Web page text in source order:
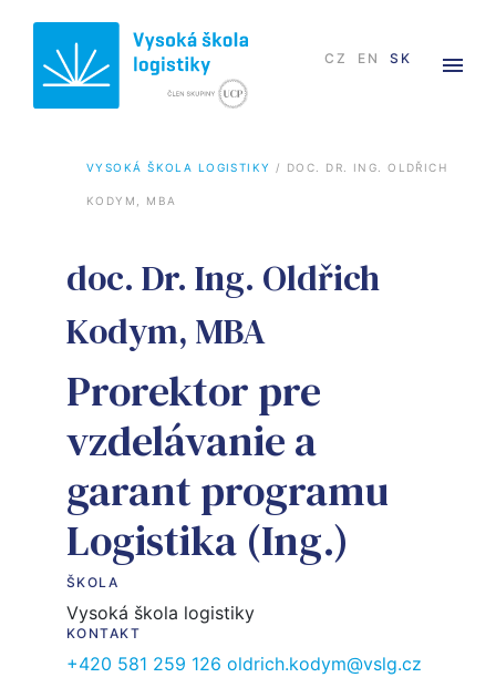
SK
CZ EN
VYSOKÁ ŠKOLA LOGISTIKY / DOC. DR. ING. OLDŘICH
KODYM, MBA
doc. Dr. Ing. Oldřich
Kodym, MBA
Prorektor pre
vzdelávanie a
garant programu
Logistika (Ing.)
ŠKOLA
Vysoká škola logistiky
KONTAKT
+420 581 259 126 oldrich.kodym@vslg.cz